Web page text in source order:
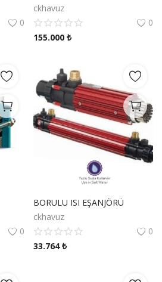
0
ckhavuz
0
155.000 ₺
0
BORULU ISI EŞANJÖRÜ
ckhavuz
0
33.764₺